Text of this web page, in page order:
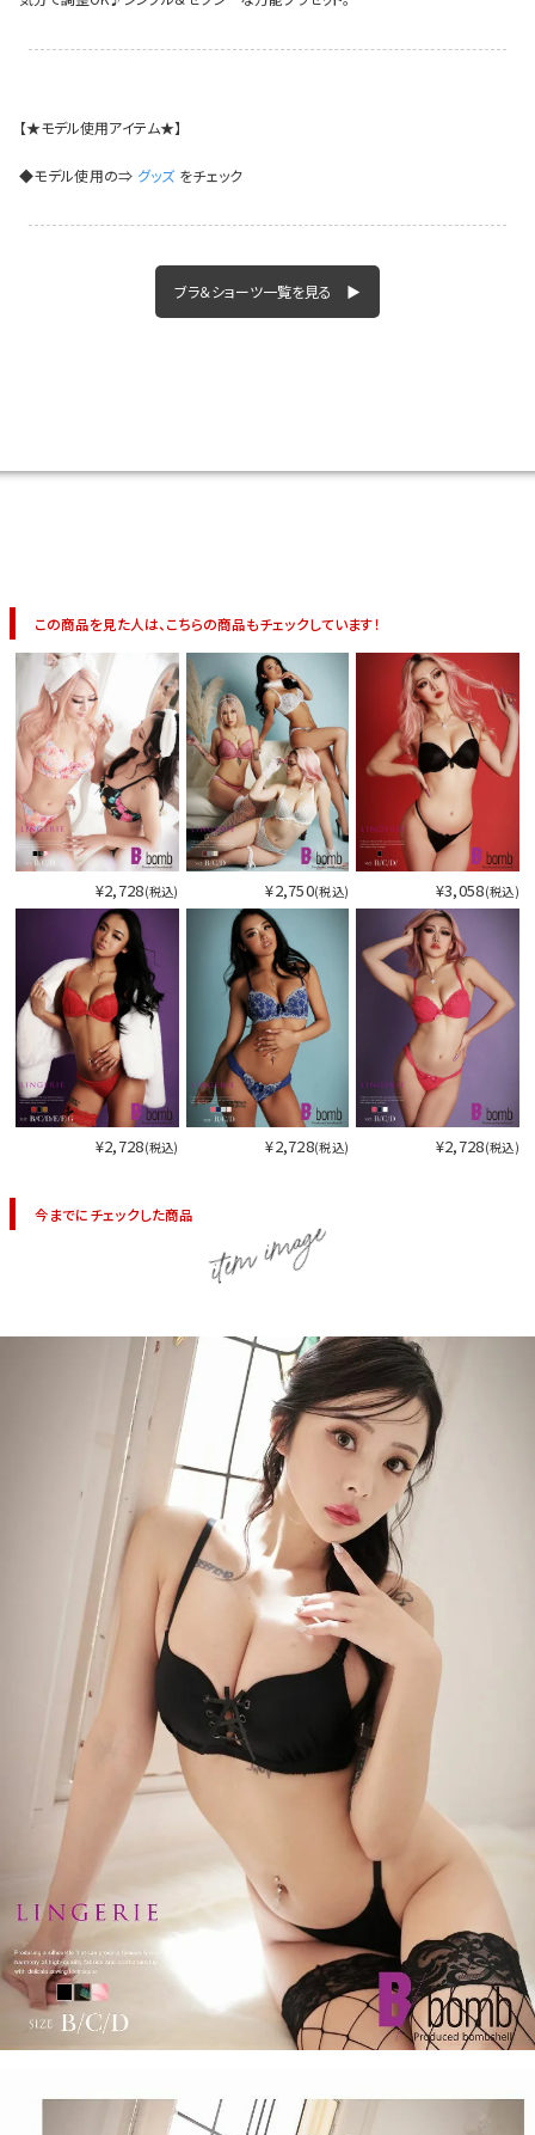
【★モデル使用アイテム★】
◆モデル使用の⇒ グッズをチェック
ブラ＆ショーツ一覧を見る ▶
この商品を見た人は、こちらの商品もチェックしています！
¥2,728(税込) ¥2,750(税込) ¥3,058(税込)
¥2,728(税込) ¥2,728(税込) ¥2,728(税込)
今までにチェックした商品 item image